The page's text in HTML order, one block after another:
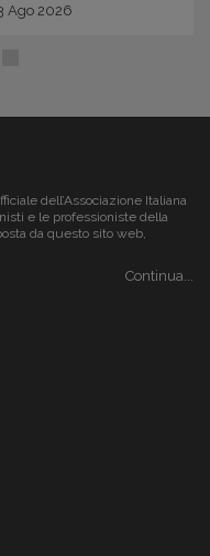
Ago 2026
dell’Associazione Italiana
e le professioniste della
da questo sito web,
Continua...